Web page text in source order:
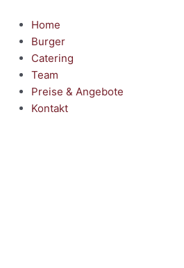
Inhalt
springen
Home
Burger
Catering
Team
Preise & Angebote
Kontakt